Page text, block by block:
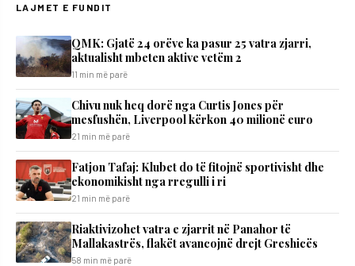
LAJMET E FUNDIT
QMK: Gjatë 24 orëve ka pasur 25 vatra zjarri,
aktualisht mbeten aktive vetëm 2
11 min më parë
Chivu nuk heq dorë nga Curtis Jones për
mesfushën, Liverpool kërkon 40 milionë euro
21 min më parë
Fatjon Tafaj: Klubet do të fitojnë sportivisht dhe
ekonomikisht nga rregulli i ri
21 min më parë
Riaktivizohet vatra e zjarrit në Panahor të
Mallakastrës, flakët avancojnë drejt Greshicës
58 min më parë